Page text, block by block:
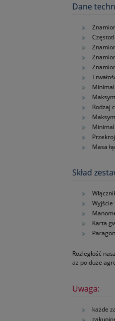
Dane
Rodzaj
Masa
Skład
Wyjście
Karta
Rozległość
aż po duże
Uwaga:
każde